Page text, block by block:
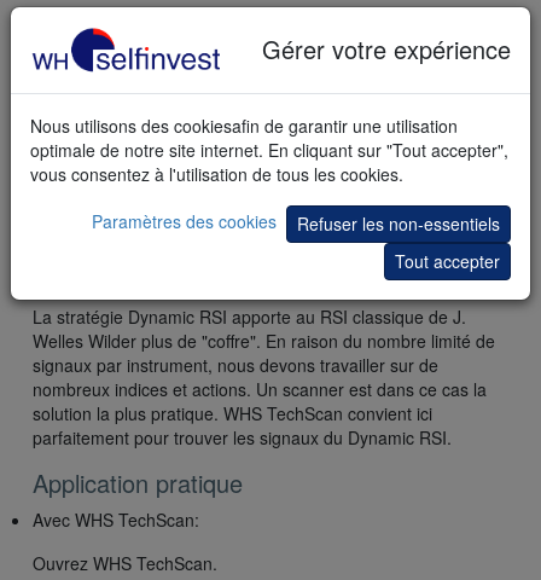
Quand clôturer une position?
Comme dans beaucoup de stratégies conçues par des
analystes, il n’y a souvent aucunes informations sur la
manière de placer les ordres limite et stop qui encadreront la
position. Dans ce cas de figure, le mieux est de se baser sur
l’indicateur ATR (Average True Range). Par exemple, placez
votre ordre limite à 2x ATR et votre ordre stop à 1,5x ATR.
La stratégie Dynamic RSI apporte au RSI classique de J.
Welles Wilder plus de "coffre". En raison du nombre limité de
signaux par instrument, nous devons travailler sur de
nombreux indices et actions. Un scanner est dans ce cas la
solution la plus pratique. WHS TechScan convient ici
parfaitement pour trouver les signaux du Dynamic RSI.
Application pratique
Avec WHS TechScan:
Ouvrez WHS TechScan.
Gérer votre expérience
Nous utilisons des cookiesafin de garantir une utilisation
optimale de notre site internet. En cliquant sur "Tout accepter",
vous consentez à l'utilisation de tous les cookies.
Paramètres des cookies
Refuser les non-essentiels
Tout accepter